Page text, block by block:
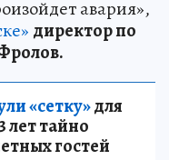
авария»,
директор по
«сетку»для
лет тайно
гостей